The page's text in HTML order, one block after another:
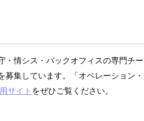
情シス・バックオフィスの専門チー
集しています。「オペレーション
サイト をぜひご覧ください。